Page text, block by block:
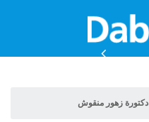
دكتورة زهور منقوش